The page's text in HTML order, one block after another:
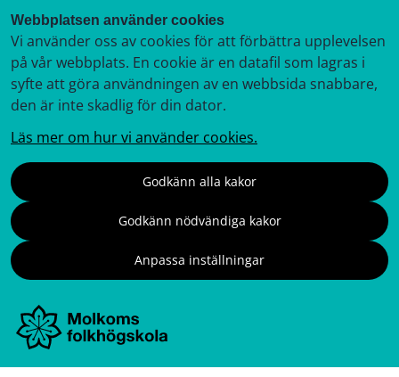
Webbplatsen använder cookies
Vi använder oss av cookies för att förbättra upplevelsen
på vår webbplats. En cookie är en datafil som lagras i
syfte att göra användningen av en webbsida snabbare,
den är inte skadlig för din dator.
Läs mer om hur vi använder cookies.
Godkänn alla kakor
Godkänn nödvändiga kakor
Anpassa inställningar